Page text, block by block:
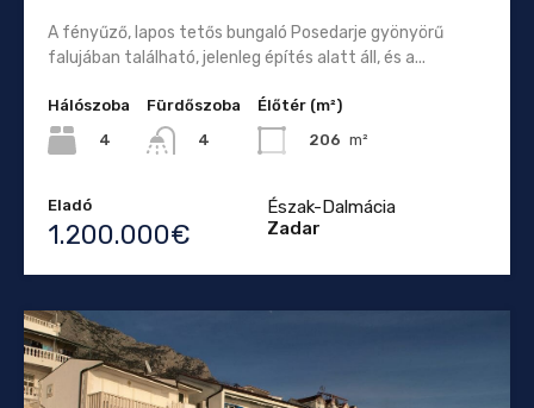
A fényűző, lapos tetős bungaló Posedarje gyönyörű
falujában található, jelenleg építés alatt áll, és a...
Hálószoba
4
Fürdőszoba
4
Élőtér (m²)
206 m²
Eladó
1.200.000€
Észak-Dalmácia
Zadar